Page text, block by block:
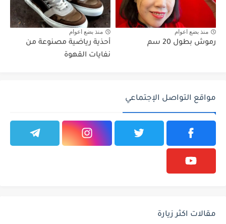
منذ بضع اعوام
رموش بطول 20 سم
منذ بضع اعوام
أحذية رياضية مصنوعة من
نفايات القهوة
مواقع التواصل الإجتماعي
مقالات اكثر زيارة